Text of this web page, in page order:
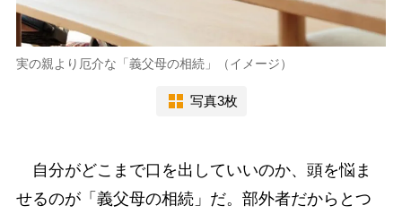
実の親より厄介な「義父母の相続」（イメージ）
写真3枚
自分がどこまで口を出していいのか、頭を悩ま
せるのが「義父母の相続」だ。部外者だからとつ